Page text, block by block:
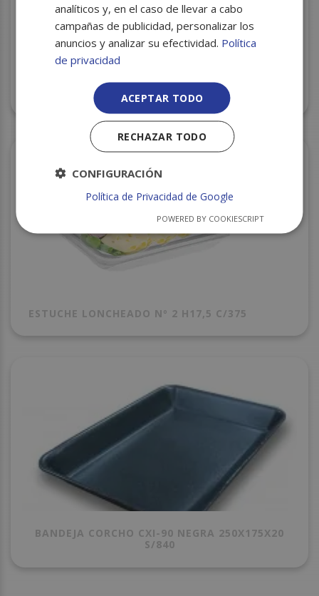
ENVASE BLANCO MENU 2 COMP. RF.MB2 S/200
240X205X70MM
ESTUCHE LONCHEADO Nº 2 H17,5 C/375
BANDEJA CORCHO CXI-90 NEGRA 250X175X20
S/840
analíticos y, en el caso de llevar a cabo
campañas de publicidad, personalizar los
anuncios y analizar su efectividad. Política
de privacidad
ACEPTAR TODO
RECHAZAR TODO
CONFIGURACIÓN
Política de Privacidad de Google
POWERED BY COOKIESCRIPT